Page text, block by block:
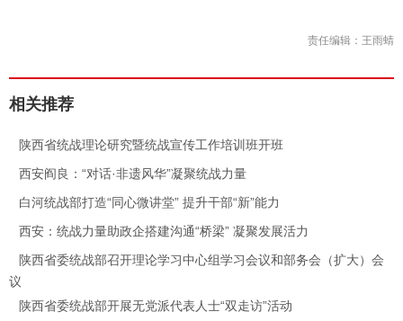
责任编辑：王雨蜻
相关推荐
陕西省统战理论研究暨统战宣传工作培训班开班
西安阎良：“对话·非遗风华”凝聚统战力量
白河统战部打造“同心微讲堂” 提升干部“新”能力
西安：统战力量助政企搭建沟通“桥梁” 凝聚发展活力
陕西省委统战部召开理论学习中心组学习会议和部务会（扩大）会
议
陕西省委统战部开展无党派代表人士“双走访”活动